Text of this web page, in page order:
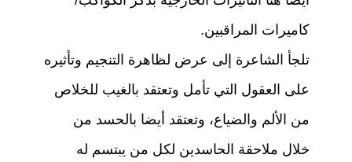
كاميرات المراقبين.
تلجأ الشاعرة إلى عرض لظاهرة التنجيم وتأثيره
على العقول التي تأمل وتعتقد بالغيب للخلاص
من الألم والضياع، وتعتقد أيضا بالحسد من
خلال ملاحقة الحاسدين لكل من يبتسم له